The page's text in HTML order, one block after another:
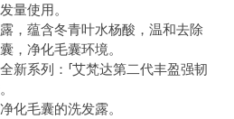
量使用。
，蕴含冬青叶水杨酸，温和去除
，净化毛囊环境。
新系列：「艾梵达第二代丰盈强韧
化毛囊的洗发露。